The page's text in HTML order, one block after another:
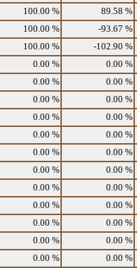
100.00 % 89.58 %
100.00 % -93.67 %
100.00 % -102.90 %
0.00 % 0.00 %
0.00 % 0.00 %
0.00 % 0.00 %
0.00 % 0.00 %
0.00 % 0.00 %
0.00 % 0.00 %
0.00 % 0.00 %
0.00 % 0.00 %
0.00 % 0.00 %
0.00 % 0.00 %
0.00 % 0.00 %
0.00 % 0.00 %